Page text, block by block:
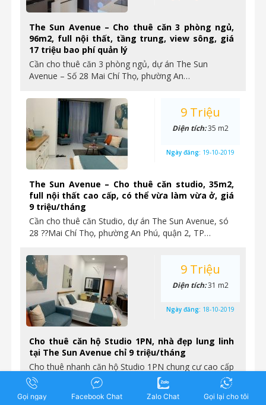
The Sun Avenue – Cho thuê căn 3 phòng ngủ,
96m2, full nội thất, tầng trung, view sông, giá
17 triệu bao phí quản lý
Cần cho thuê căn 3 phòng ngủ, dự án The Sun
Avenue – Số 28 Mai Chí Thọ, phường An…
The Sun Avenue – Cho thuê căn studio, 35m2,
full nội thất cao cấp, có thể vừa làm vừa ở, giá
9 triệu/tháng
Cần cho thuê căn Studio, dự án The Sun Avenue, só
28 ??Mai Chí Thọ, phường An Phú, quận 2, TP…
9 Triệu
Diện tích:35 m2
Ngày đăng: 19-10-2019
Cho thuê căn hộ Studio 1PN, nhà đẹp lung linh
tại The Sun Avenue chỉ 9 triệu/tháng
Cho thuê nhanh căn hộ Studio 1PN chung cư cao cấp
The Sun Avenue Nhà hoàn thiện y như hình,…
9 Triệu
Diện tích:31 m2
Ngày đăng: 18-10-2019
Gọi ngay Facebook Chat Zalo Chat Gọi lại cho tôi